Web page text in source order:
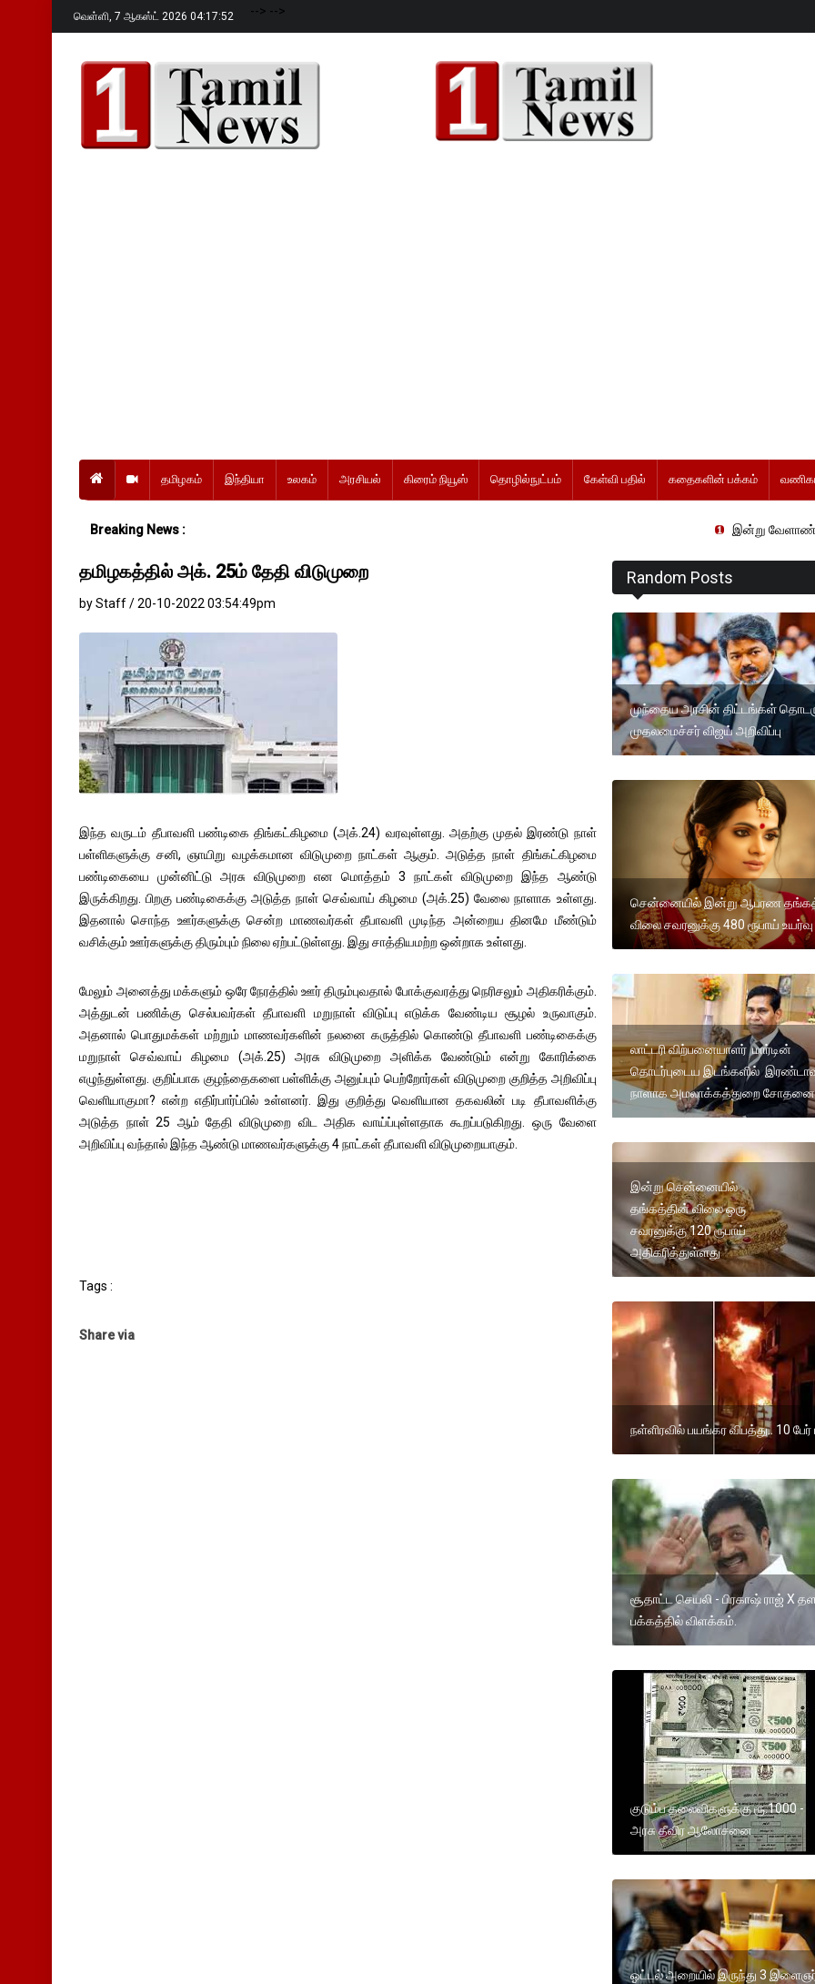
வெள்ளி, 7 ஆகஸ்ட் 2026 04:17:53 --> -->
தமிழகம் இந்தியா உலகம் அரசியல் கிரைம் நியூஸ் தொழில்நுட்பம் கேள்வி பதில் கதைகளின் பக்கம்
Breaking News : இன்று வேளாண் நிதிநிலை
தமிழகத்தில் அக். 25ம் தேதி விடுமுறை
by Staff / 20-10-2022 03:54:49pm
இந்த வருடம் தீபாவளி பண்டிகை திங்கட்கிழமை (அக்.24) வரவுள்ளது. அதற்கு முதல் இரண்டு நாள்
பள்ளிகளுக்கு சனி, ஞாயிறு வழக்கமான விடுமுறை நாட்கள் ஆகும். அடுத்த நாள் திங்கட்கிழமை
பண்டிகையை முன்னிட்டு அரசு விடுமுறை என மொத்தம் 3 நாட்கள் விடுமுறை இந்த ஆண்டு
இருக்கிறது. பிறகு பண்டிகைக்கு அடுத்த நாள் செவ்வாய் கிழமை (அக்.25) வேலை நாளாக உள்ளது.
இதனால் சொந்த ஊர்களுக்கு சென்ற மாணவர்கள் தீபாவளி முடிந்த அன்றைய தினமே மீண்டும்
வசிக்கும் ஊர்களுக்கு திரும்பும் நிலை ஏற்பட்டுள்ளது. இது சாத்தியமற்ற ஒன்றாக உள்ளது.
மேலும் அனைத்து மக்களும் ஒரே நேரத்தில் ஊர் திரும்புவதால் போக்குவரத்து நெரிசலும் அதிகரிக்கும்.
அத்துடன் பணிக்கு செல்பவர்கள் தீபாவளி மறுநாள் விடுப்பு எடுக்க வேண்டிய சூழல் உருவாகும்.
அதனால் பொதுமக்கள் மற்றும் மாணவர்களின் நலனை கருத்தில் கொண்டு தீபாவளி பண்டிகைக்கு
மறுநாள் செவ்வாய் கிழமை (அக்.25) அரசு விடுமுறை அளிக்க வேண்டும் என்று கோரிக்கை
எழுந்துள்ளது. குறிப்பாக குழந்தைகளை பள்ளிக்கு அனுப்பும் பெற்றோர்கள் விடுமுறை குறித்த அறிவிப்பு
வெளியாகுமா? என்ற எதிர்பார்ப்பில் உள்ளனர். இது குறித்து வெளியான தகவலின் படி தீபாவளிக்கு
அடுத்த நாள் 25 ஆம் தேதி விடுமுறை விட அதிக வாய்ப்புள்ளதாக கூறப்படுகிறது. ஒரு வேளை
அறிவிப்பு வந்தால் இந்த ஆண்டு மாணவர்களுக்கு 4 நாட்கள் தீபாவளி விடுமுறையாகும்.
Tags :
Share via
Random Posts
முந்தைய அரசின் திட்டங்கள்
முதலமைச்சர் விஜய் அறிவிப்பு
சென்னையில் இன்று ஆபரண
விலை சவரனுக்கு 480 ரூபாய் உயர்வு
லாட்டரி விற்பனையாளர் மார்டின்
தொடர்புடைய இடங்களில்
நாளாக அமலாக்கத்துறை
இன்று சென்னையில்
தங்கத்தின் விலை ஒரு
சவரனுக்கு 120 ரூபாய்
அதிகரித்துள்ளது
நள்ளிரவில் பயங்கர விபத்து.. 10 பேர்
சூதாட்ட செயலி - பிரகாஷ் ராஜ் X
பக்கத்தில் விளக்கம்.
குடும்ப தலைவிகளுக்கு ரூ.1000 -
அரசு தீவிர ஆலோசனை
ஓட்டல் அறையில் இருந்து 3